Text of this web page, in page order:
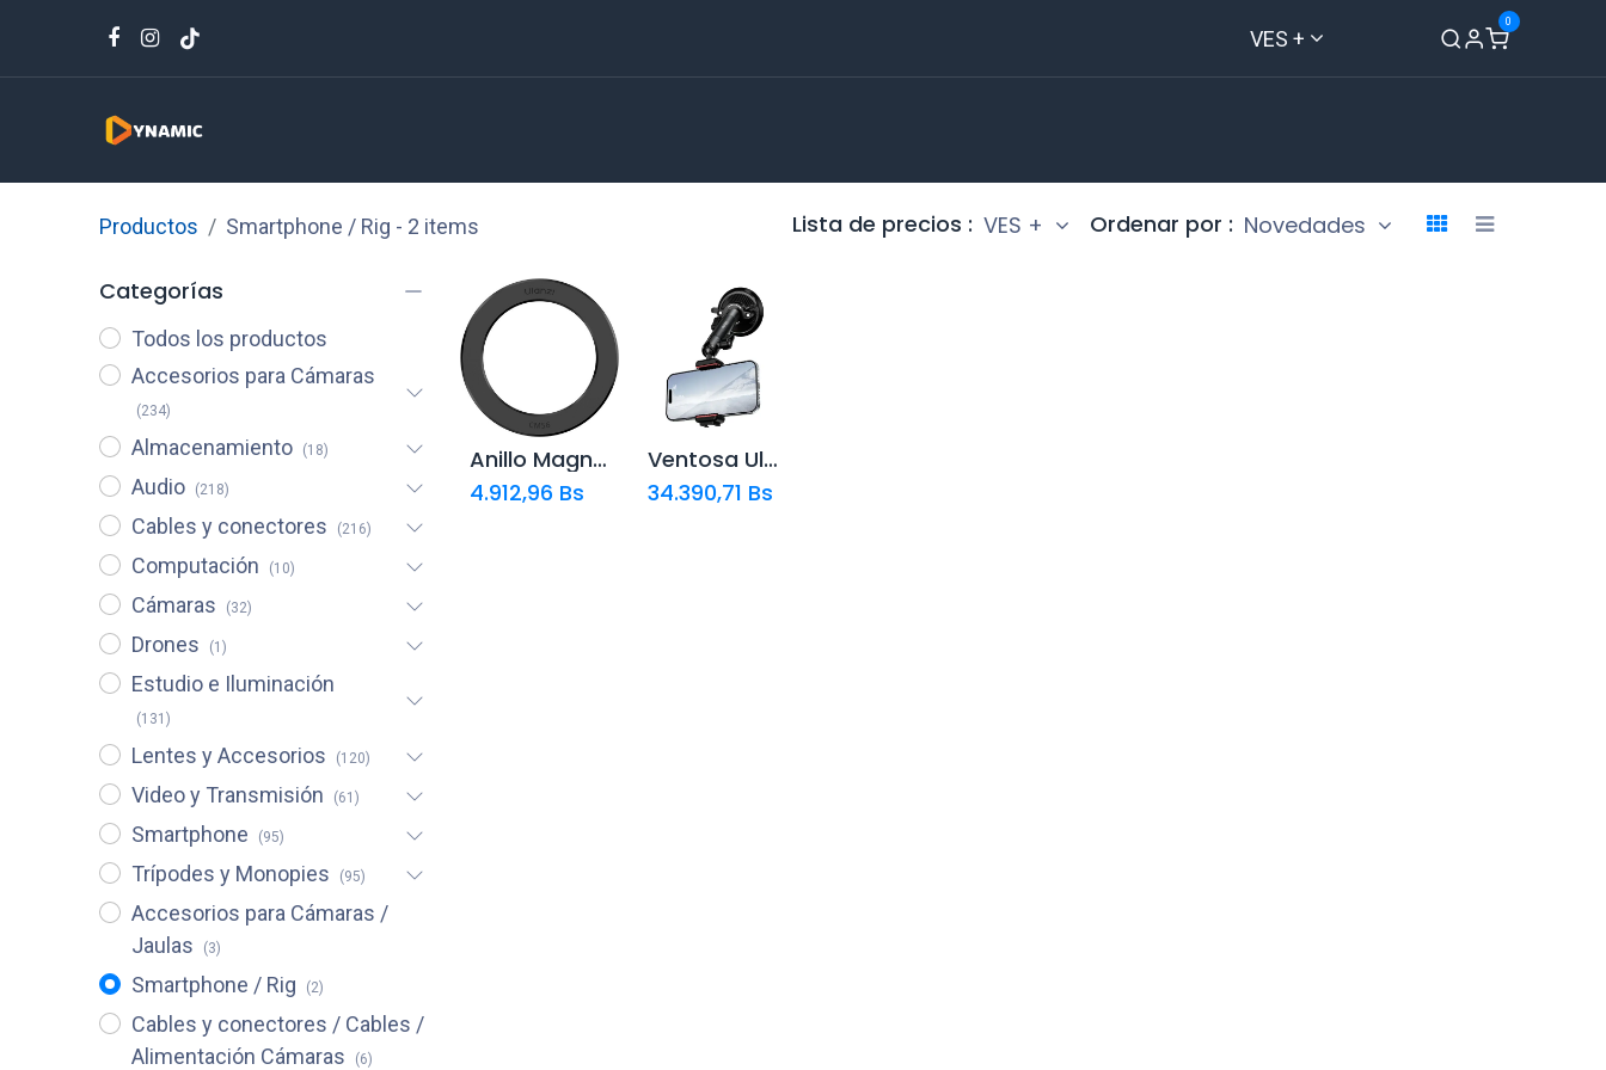
VES +
0
Productos Smartphone / Rig - 2 items Lista de precios : VES + Ordenar por : Novedades
Categorías
Todos los productos
Accesorios para Cámaras
(234)
Almacenamiento (18)
Audio (218)
Cables y conectores (216)
Computación (10)
Cámaras (32)
Drones (1)
Estudio e Iluminación
(131)
Lentes y Accesorios (120)
Video y Transmisión (61)
Smartphone (95)
Trípodes y Monopies (95)
Accesorios para Cámaras /
Jaulas
(3)
Smartphone / Rig (2)
Cables y conectores / Cables /
Alimentación Cámaras
(6)
Añadir al
carrito
Anillo Magnético Ulanzi CM56
4.912,96 Bs
Ventosa Ulanzi ZJ01 Canaras de Accion Telefonos
34.390,71 Bs